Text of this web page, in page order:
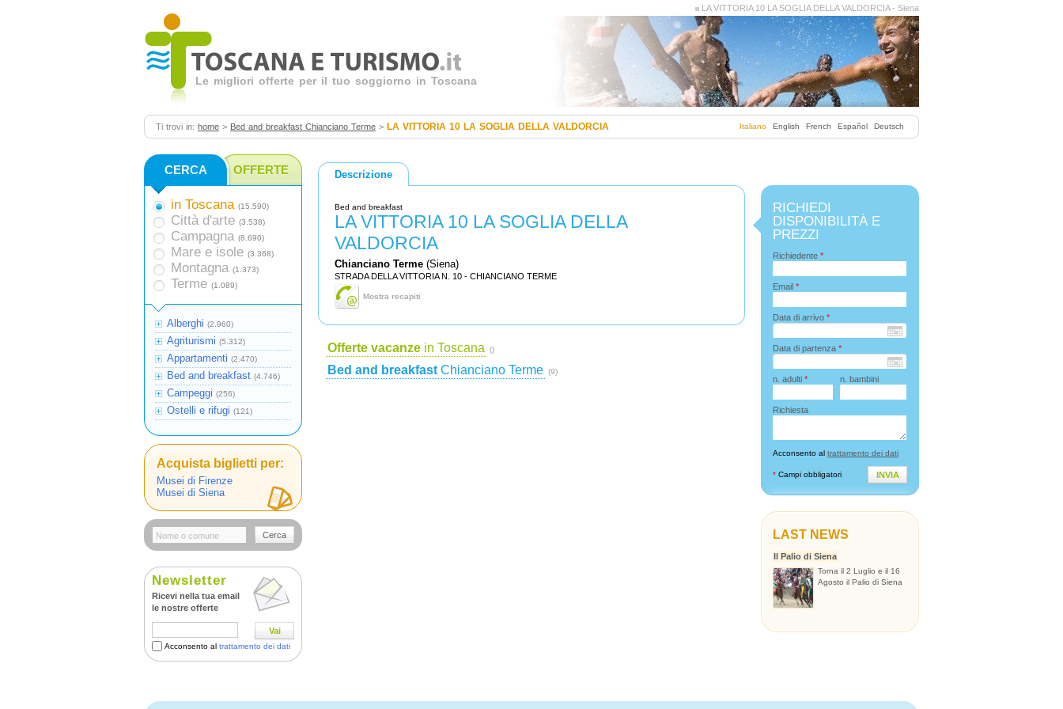
LA VITTORIA 10 LA SOGLIA DELLA VALDORCIA - Siena
Le migliori offerte per il tuo soggiorno in Toscana
Italiano English French Español Deutsch
Ti trovi in: home > Bed and breakfast Chianciano Terme > LA VITTORIA 10 LA SOGLIA DELLA VALDORCIA
Descrizione
Bed and breakfast
LA VITTORIA 10 LA SOGLIA DELLA
VALDORCIA
Chianciano Terme (Siena)
STRADA DELLA VITTORIA N. 10 - CHIANCIANO TERME
Mostra recapiti
Offerte vacanze in Toscana ()
Bed and breakfast Chianciano Terme (9)
CERCA OFFERTE
in Toscana (15.590)
Città d'arte (3.538)
Campagna (8.690)
Mare e isole (3.368)
Montagna (1.373)
Terme (1.089)
Alberghi (2.960)
Agriturismi (5.312)
Appartamenti (2.470)
Bed and breakfast (4.746)
Campeggi (256)
Ostelli e rifugi (121)
Acquista biglietti per:
Musei di Firenze
Musei di Siena
Cerca
Newsletter
Ricevi nella tua email
le nostre offerte
Vai
Acconsento al trattamento dei dati
RICHIEDI
DISPONIBILITÀ E
PREZZI
Richiedente *
Email *
Data di arrivo *
Data di partenza *
n. adulti * n. bambini
Richiesta
Acconsento al trattamento dei dati
INVIA
* Campi obbligatori
LAST NEWS
Il Palio di Siena
Torna il 2 Luglio e il 16
Agosto il Palio di Siena